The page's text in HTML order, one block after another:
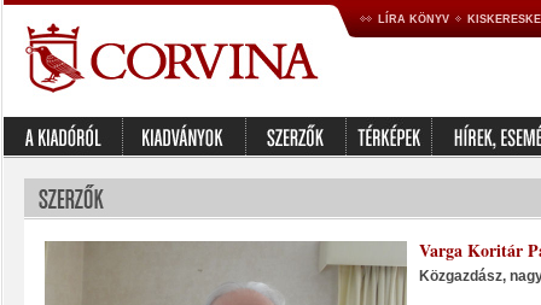
LÍRA KÖNYV
Varga Koritár
Közgazdász,